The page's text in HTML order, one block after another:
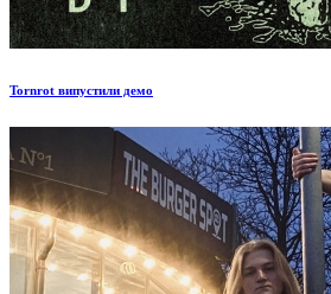
Tornrot випустили демо